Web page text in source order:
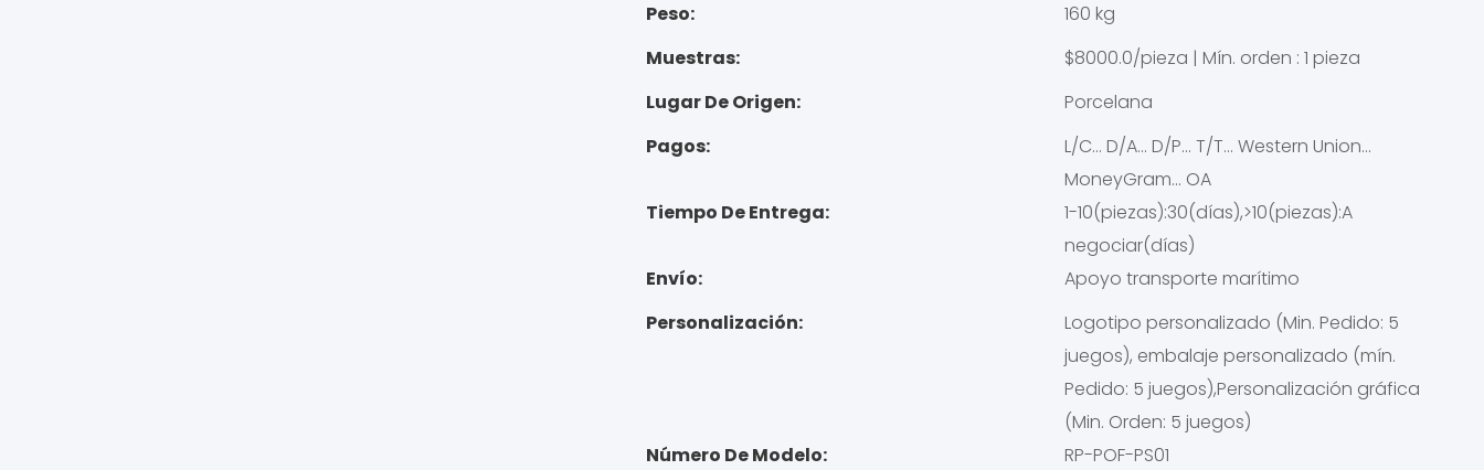
Peso:
160 kg
Muestras:
$8000.0/pieza | Mín. orden : 1 pieza
Lugar De Origen:
Porcelana
Pagos:
L/C... D/A... D/P... T/T... Western Union...
MoneyGram... OA
Tiempo De Entrega:
1-10(piezas):30(días),>10(piezas):A
negociar(días)
Envío:
Apoyo transporte marítimo
Personalización:
Logotipo personalizado (Min. Pedido: 5
juegos), embalaje personalizado (mín.
Pedido: 5 juegos),Personalización gráfica
(Min. Orden: 5 juegos)
Número De Modelo:
RP-POF-PS01